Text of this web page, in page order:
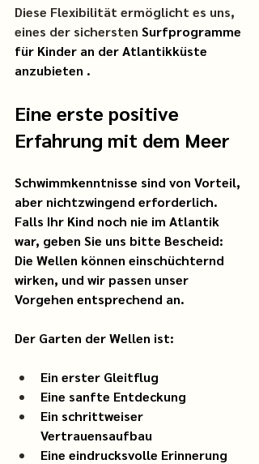
Diese Flexibilität ermöglicht es uns,
eines der sichersten Surfprogramme
für Kinder an der Atlantikküste
anzubieten .
Eine erste positive
Erfahrung mit dem Meer
Schwimmkenntnisse sind von Vorteil,
aber nichtzwingend erforderlich.
Falls Ihr Kind noch nie im Atlantik
war, geben Sie uns bitte Bescheid:
Die Wellen können einschüchternd
wirken, und wir passen unser
Vorgehen entsprechend an.
Der Garten der Wellen ist:
Ein erster Gleitflug
Eine sanfte Entdeckung
Ein schrittweiser
Vertrauensaufbau
Eine eindrucksvolle Erinnerung